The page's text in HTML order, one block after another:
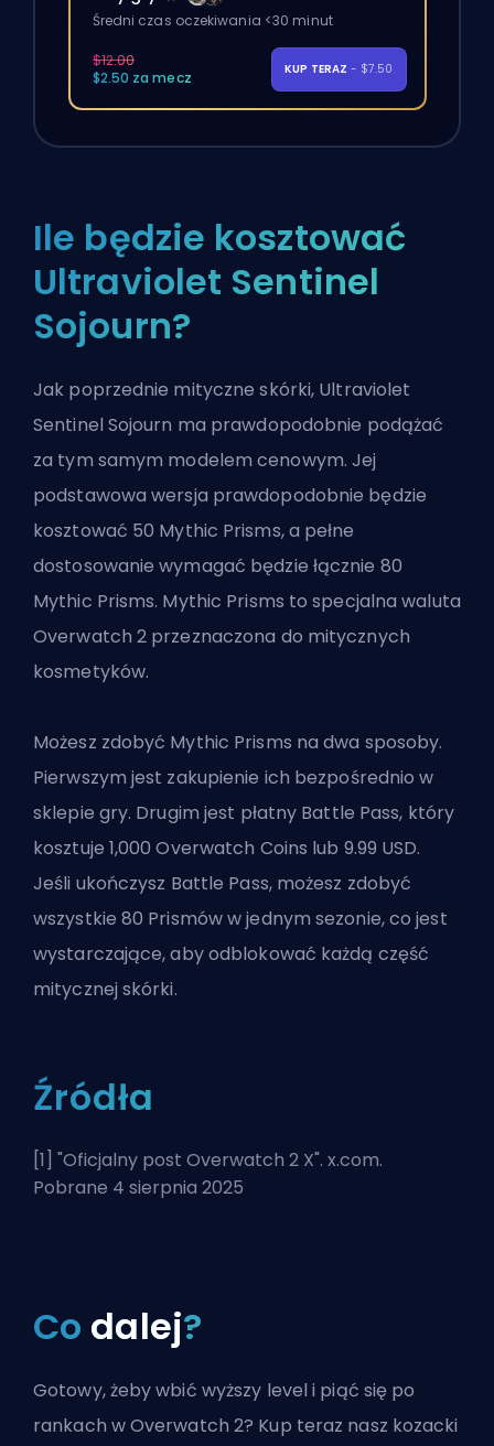
Średni czas oczekiwania <30 minut
$12.00
$2.50 za mecz
KUP TERAZ - $7.50
Ile będzie kosztować
Ultraviolet Sentinel
Sojourn?
Jak poprzednie mityczne skórki, Ultraviolet
Sentinel Sojourn ma prawdopodobnie podążać
za tym samym modelem cenowym. Jej
podstawowa wersja prawdopodobnie będzie
kosztować 50 Mythic Prisms, a pełne
dostosowanie wymagać będzie łącznie 80
Mythic Prisms. Mythic Prisms to specjalna waluta
Overwatch 2 przeznaczona do mitycznych
kosmetyków.
Możesz zdobyć Mythic Prisms na dwa sposoby.
Pierwszym jest zakupienie ich bezpośrednio w
sklepie gry. Drugim jest płatny Battle Pass, który
kosztuje 1,000 Overwatch Coins lub 9.99 USD.
Jeśli ukończysz Battle Pass, możesz zdobyć
wszystkie 80 Prismów w jednym sezonie, co jest
wystarczające, aby odblokować każdą część
mitycznej skórki.
Źródła
[1] "Oficjalny post Overwatch 2 X". x.com.
Pobrane 4 sierpnia 2025
Co dalej?
Gotowy, żeby wbić wyższy level i piąć się po
rankach w Overwatch 2? Kup teraz nasz kozacki